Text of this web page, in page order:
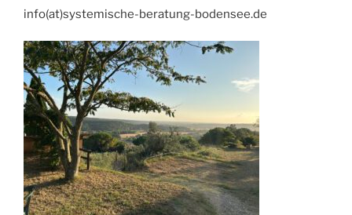
info(at)systemische-beratung-bodensee.de